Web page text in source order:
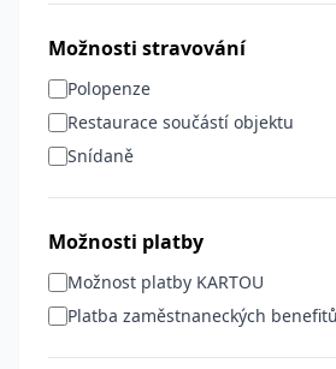
Možnosti stravování
Polopenze
Restaurace součástí objektu
Snídaně
Možnosti platby
Možnost platby KARTOU
Platba zaměstnaneckých